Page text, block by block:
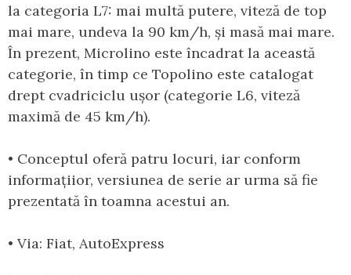
la categoria L7: mai multă putere, viteză de top
mai mare, undeva la 90 km/h, și masă mai mare.
În prezent, Microlino este încadrat la această
categorie, în timp ce Topolino este catalogat
drept cvadriciclu ușor (categorie L6, viteză
maximă de 45 km/h).
• Conceptul oferă patru locuri, iar conform
informațiior, versiunea de serie ar urma să fie
prezentată în toamna acestui an.
• Via: Fiat, AutoExpress